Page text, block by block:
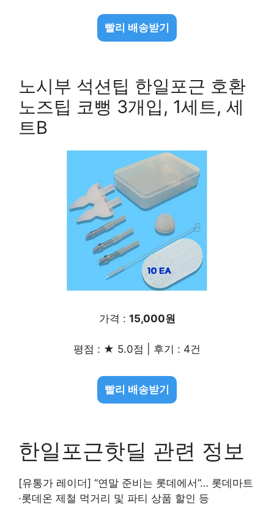
빨리 배송받기
노시부 석션팁 한일포근 호환
노즈팁 코뻥 3개입, 1세트, 세
트B
가격 : 15,000원
평점 : ★ 5.0점 | 후기 : 4건
빨리 배송받기
한일포근핫딜 관련 정보
[유통가 레이더] “연말 준비는 롯데에서”… 롯데마트
·롯데온 제철 먹거리 및 파티 상품 할인 등